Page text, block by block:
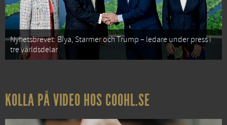
Nyhetsbrevet: Biya, Starmer och Trump – ledare under press i
tre världsdelar
KOLLA PÅ VIDEO HOS COOHL.SE